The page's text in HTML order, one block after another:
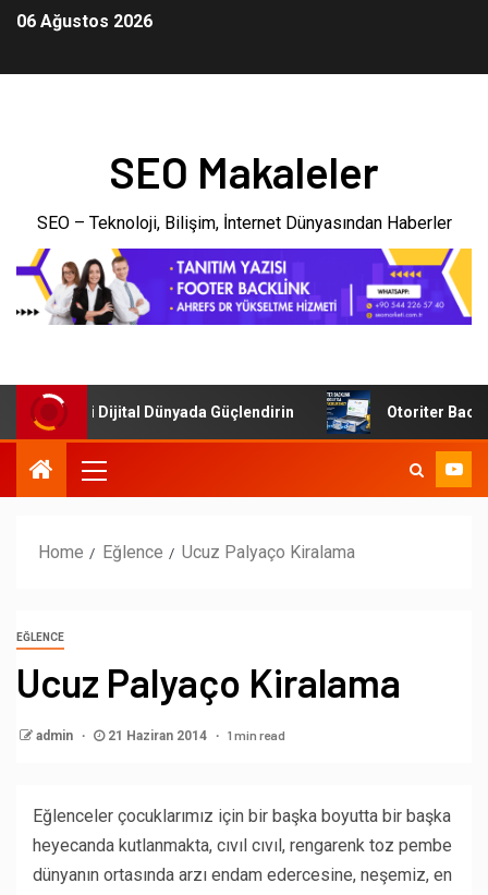
06 Ağustos 2026
SEO Makaleler
SEO – Teknoloji, Bilişim, İnternet Dünyasından Haberler
Dijital Dünyada Güçlendirin Otoriter Backlink
Home Eğlence Ucuz Palyaço Kiralama
EĞLENCE
Ucuz Palyaço Kiralama
admin 21 Haziran 2014 1 min read
Eğlenceler çocuklarımız için bir başka boyutta bir başka
heyecanda kutlanmakta, cıvıl cıvıl, rengarenk toz pembe
dünyanın ortasında arzı endam edercesine, neşemiz, en